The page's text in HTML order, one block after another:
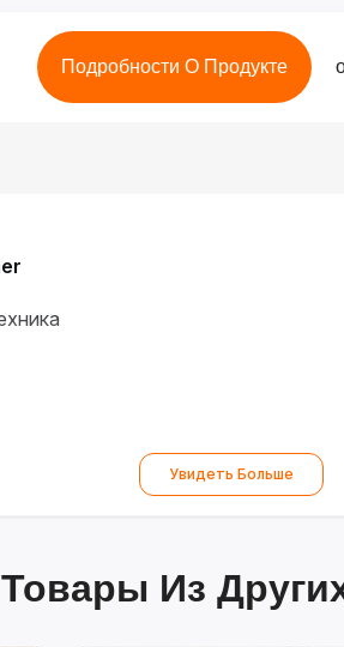
Подробности О Продукте
Увидеть Больше
Из